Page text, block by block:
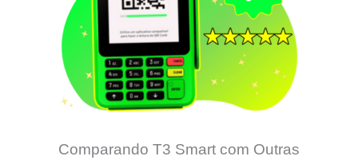
Comparando T3 Smart com Outras